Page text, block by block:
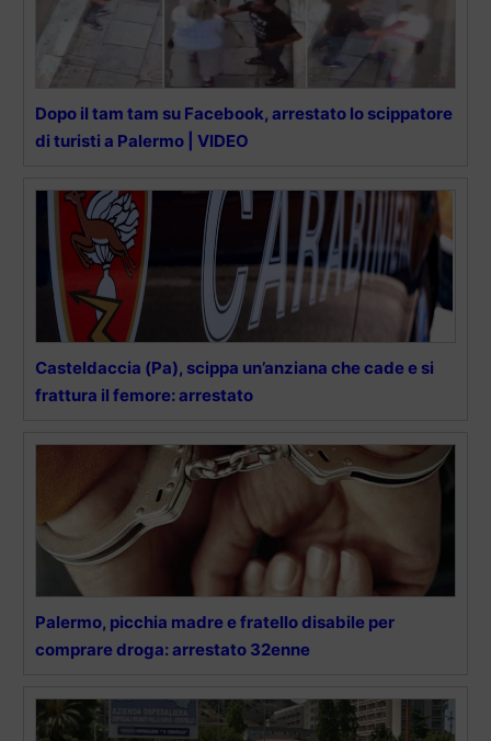
Dopo il tam tam su Facebook, arrestato lo scippatore
di turisti a Palermo | VIDEO
Casteldaccia (Pa), scippa un’anziana che cade e si
frattura il femore: arrestato
Palermo, picchia madre e fratello disabile per
comprare droga: arrestato 32enne